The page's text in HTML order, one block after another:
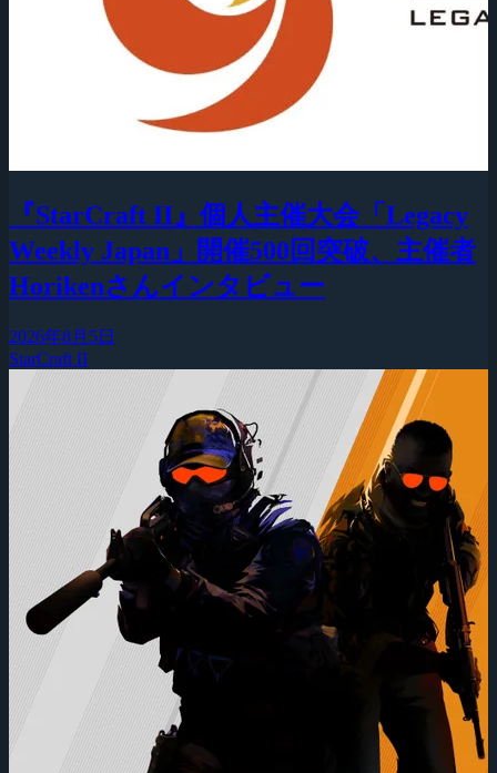
『StarCraft II』個人主催大会「Legacy
Weekly Japan」開催500回突破、主催者
Horikenさんインタビュー
2026年8月5日
StarCraft II